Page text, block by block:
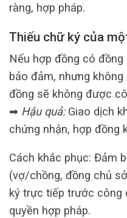
ràng, hợp pháp.
Thiếu chữ ký của
Nếu hợp đồng có
bảo đảm, nhưng
đồng sẽ không được
➡ Hậu quả:Giao dịch
chứng nhận, hợp đồng
Cách khắc phục: Đảm
(vợ/chồng, đồng chủ
ký trực tiếp trước công
quyền hợp pháp.